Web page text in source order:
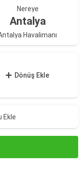
Nereye
Antalya
Havalimanı
Dönüş Ekle
Ekle